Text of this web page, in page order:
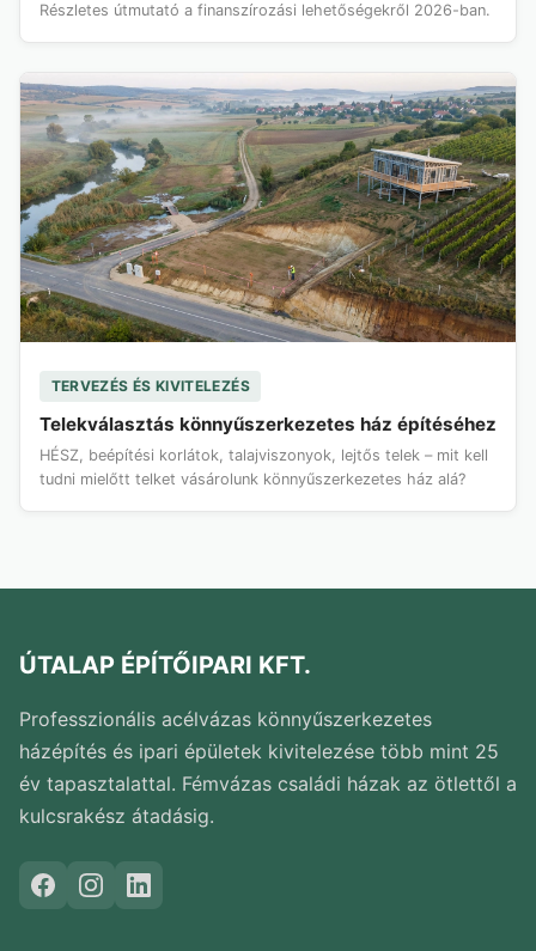
Részletes útmutató a finanszírozási lehetőségekről 2026-ban.
TERVEZÉS ÉS KIVITELEZÉS
Telekválasztás könnyűszerkezetes ház építéséhez
HÉSZ, beépítési korlátok, talajviszonyok, lejtős telek – mit kell
tudni mielőtt telket vásárolunk könnyűszerkezetes ház alá?
ÚTALAP ÉPÍTŐIPARI KFT.
Professzionális acélvázas könnyűszerkezetes
házépítés és ipari épületek kivitelezése több mint 25
év tapasztalattal. Fémvázas családi házak az ötlettől a
kulcsrakész átadásig.